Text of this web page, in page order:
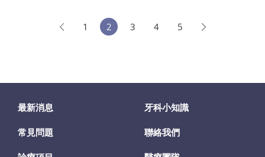
1 2 3 4 5
最新消息 牙科小知識
常見問題 聯絡我們